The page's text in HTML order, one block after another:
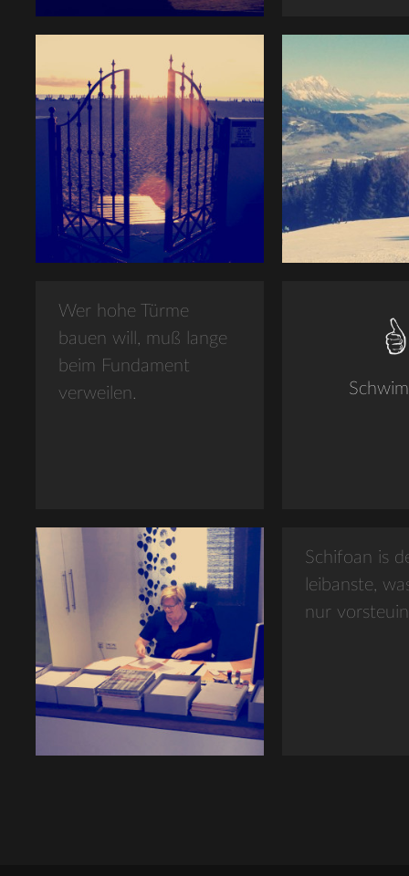
Schifoan is
leibanste,
nur
Wer hohe Türme
bauen will, muß lange
beim Fundament
verweilen.